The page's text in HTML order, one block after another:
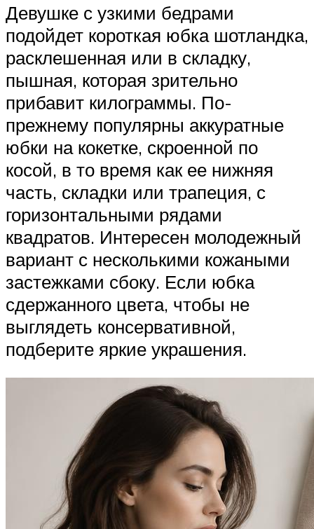
Девушке с узкими бедрами
подойдет короткая юбка шотландка,
расклешенная или в складку,
пышная, которая зрительно
прибавит килограммы. По-
прежнему популярны аккуратные
юбки на кокетке, скроенной по
косой, в то время как ее нижняя
часть, складки или трапеция, с
горизонтальными рядами
квадратов. Интересен молодежный
вариант с несколькими кожаными
застежками сбоку. Если юбка
сдержанного цвета, чтобы не
выглядеть консервативной,
подберите яркие украшения.